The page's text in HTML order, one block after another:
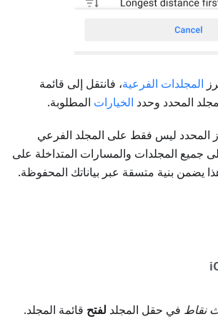
المجلدات الفرعية، فانتقل إلى قائمة
المحدد وحدد الخيارات المطلوبة.
المحدد ليس فقط على المجلد الفرعي
جميع المجلدات والمسارات المتداخلة على
يضمن بنية متسقة عبر بياناتك المحفوظة.
نقاط في حقل المجلد لفتح قائمة المجلد.